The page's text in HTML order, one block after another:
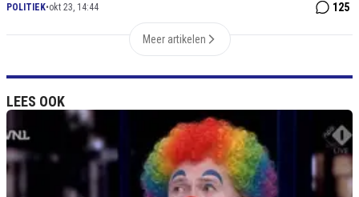
POLITIEK•okt 23, 14:44 125
Meer artikelen
LEES OOK